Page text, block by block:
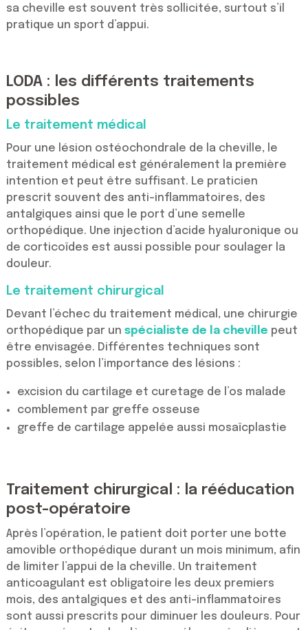
sa cheville est souvent très sollicitée, surtout s’il
pratique un sport d’appui.
LODA : les différents traitements
possibles
Le traitement médical
Pour une lésion ostéochondrale de la cheville, le
traitement médical est généralement la première
intention et peut être suffisant. Le praticien
prescrit souvent des anti-inflammatoires, des
antalgiques ainsi que le port d’une semelle
orthopédique. Une injection d’acide hyaluronique ou
de corticoïdes est aussi possible pour soulager la
douleur.
Le traitement chirurgical
Devant l’échec du traitement médical, une chirurgie
orthopédique par un spécialiste de la cheville peut
être envisagée. Différentes techniques sont
possibles, selon l’importance des lésions :
excision du cartilage et curetage de l’os malade
comblement par greffe osseuse
greffe de cartilage appelée aussi mosaïcplastie
Traitement chirurgical : la rééducation
post-opératoire
Après l’opération, le patient doit porter une botte
amovible orthopédique durant un mois minimum, afin
de limiter l’appui de la cheville. Un traitement
anticoagulant est obligatoire les deux premiers
mois, des antalgiques et des anti-inflammatoires
sont aussi prescrits pour diminuer les douleurs. Pour